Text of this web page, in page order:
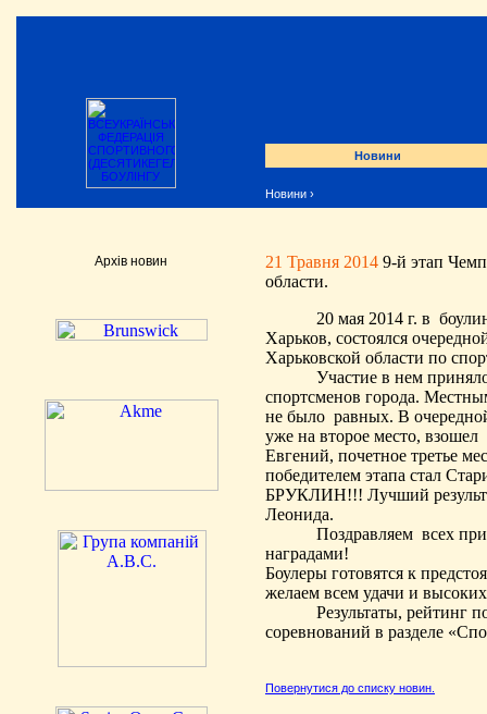
Новини
Новини ›
Архів новин 21 Травня 2014 9-й этап
области.
20 мая 2014 г. в
Харьков, состоялся
Харьковской области по
Участие в нем
спортсменов города.
не было равных. В
уже на второе место,
Евгений, почетное третье
победителем этапа стал
БРУКЛИН!!! Лучший
Леонида.
Поздравляем всех
наградами!
Боулеры готовятся к
желаем всем удачи и высоких
Результаты, рейтинг
соревнований в разделе
Повернутися до списку новин.